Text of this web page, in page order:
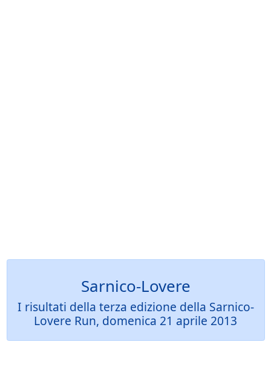
Sarnico-Lovere
I risultati della terza edizione della Sarnico-
Lovere Run, domenica 21 aprile 2013